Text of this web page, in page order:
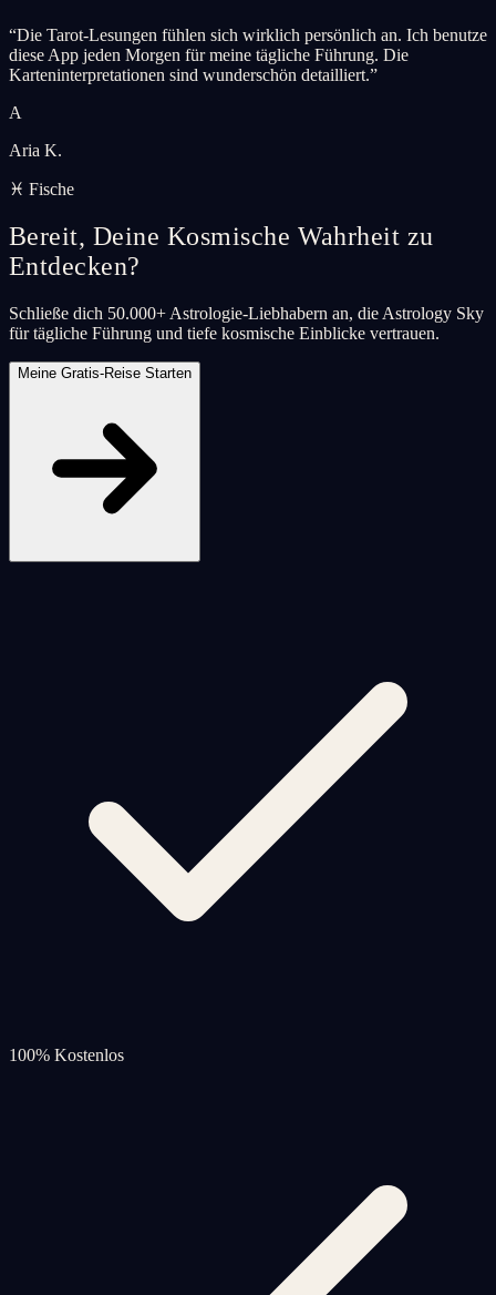
“Die Tarot-Lesungen fühlen sich wirklich persönlich an. Ich benutze
diese App jeden Morgen für meine tägliche Führung. Die
Karteninterpretationen sind wunderschön detailliert.”
A
Aria K.
♓ Fische
Bereit, Deine Kosmische Wahrheit zu
Entdecken?
Schließe dich 50.000+ Astrologie-Liebhabern an, die Astrology Sky
für tägliche Führung und tiefe kosmische Einblicke vertrauen.
Meine Gratis-Reise Starten
100% Kostenlos